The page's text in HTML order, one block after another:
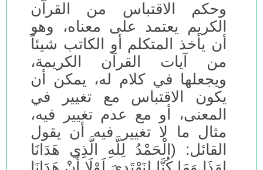
وحكم الاقتباس من القرآن
الكريم يعتمد على معناه، وهو
أن يأخذ المتكلم أو الكاتب شيئاً
من آيات القرآن الكريمة،
ويجعلها في كلام له، يمكن أن
يكون الاقتباس مع تغيير في
المعنى، أو مع عدم تغيير فيه،
مثال ما لا تغيير فيه أن يقول
القائل: (الْحَمْدُ لِلَّهِ الَّذِي هَدَانَا